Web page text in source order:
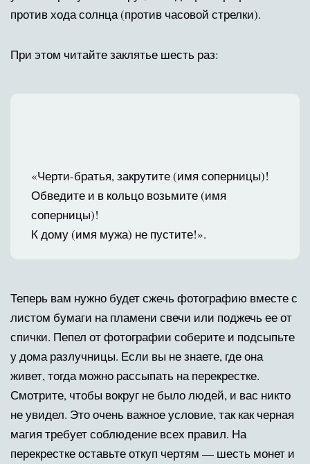
против хода солнца (против часовой стрелки).
При этом читайте заклятье шесть раз:
«Черти-братья, закрутите (имя соперницы)!
Обведите и в кольцо возьмите (имя
соперницы)!
К дому (имя мужа) не пустите!».
Теперь вам нужно будет сжечь фотографию вместе с
листом бумаги на пламени свечи или поджечь ее от
спички. Пепел от фотографии соберите и подсыпьте
у дома разлучницы. Если вы не знаете, где она
живет, тогда можно рассыпать на перекрестке.
Смотрите, чтобы вокруг не было людей, и вас никто
не увидел. Это очень важное условие, так как черная
магия требует соблюдение всех правил. На
перекрестке оставьте откуп чертям — шесть монет и